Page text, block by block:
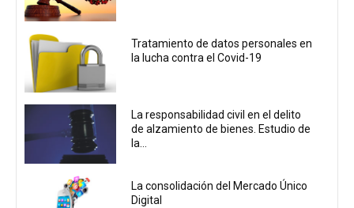
Tratamiento de datos personales en
la lucha contra el Covid-19
La responsabilidad civil en el delito
de alzamiento de bienes. Estudio de
la...
La consolidación del Mercado Único
Digital